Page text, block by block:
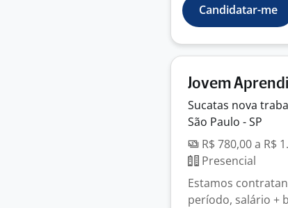
Candidatar-me
Jovem
Sucatas nova
São Paulo - SP
R$ 780,00 a R$
Presencial
Estamos
período, salário +